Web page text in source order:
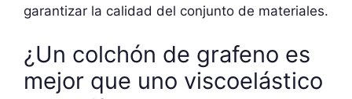
garantizar la calidad del conjunto de materiales.
¿Un colchón de grafeno es
mejor que uno viscoelástico